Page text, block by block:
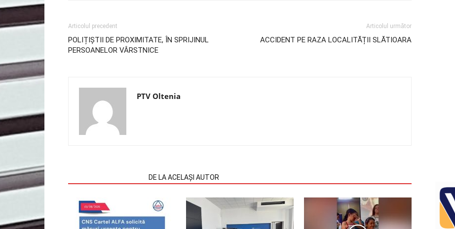
Articolul precedent
POLIȚIȘTII DE PROXIMITATE, ÎN SPRIJINUL
PERSOANELOR VÂRSTNICE
Articolul următor
ACCIDENT PE RAZA LOCALITĂȚII SLĂTIOARA
PTV Oltenia
DE LA ACELAȘI AUTOR